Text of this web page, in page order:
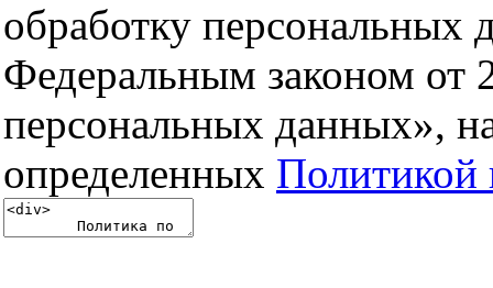
обработку персональных
Федеральным законом
персональных данных»,
определенных Политикой